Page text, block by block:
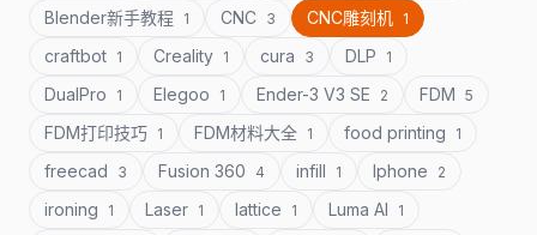
Blender新手教程 1 CNC 3 CNC雕刻机 1
craftbot 1 Creality 1 cura 3 DLP 1
DualPro 1 Elegoo 1 Ender-3 V3 SE 2 FDM 5
FDM打印技巧 1 FDM材料大全 1 food printing 1
freecad 3 Fusion 360 4 infill 1 Iphone 2
ironing 1 Laser 1 lattice 1 Luma AI 1